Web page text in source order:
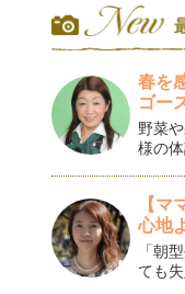
春を
ゴー
野菜
様の
【
心地
「朝
ても